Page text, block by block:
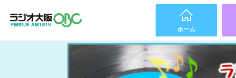
ホーム